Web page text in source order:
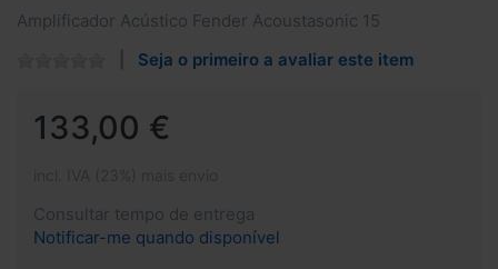
Amplificador Acústico Fender Acoustasonic 15
Seja o primeiro a avaliar este item
133,00 €
Consultar tempo de entrega
Notificar-me quando disponível